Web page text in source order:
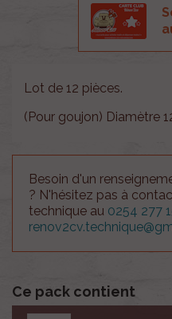
Lot de 12 pièces.
(Pour goujon) Diamètre
Besoin d'un
? N'hésitez pas à
technique au 0254 277
Ce pack contient